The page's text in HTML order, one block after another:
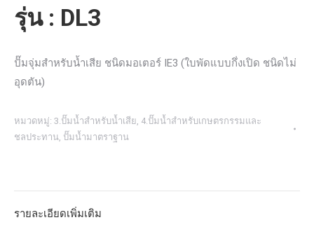
รุ่น : DL3
ปั๊มจุ่มสำหรับน้ำเสีย ชนิดมอเตอร์ IE3 (ใบพัดแบบกึ่งเปิด ชนิดไม่
อุดตัน)
หมวดหมู่: 3.ปั๊มน้ำสำหรับน้ำเสีย, 4.ปั๊มน้ำสำหรับเกษตรกรรมและ
ชลประทาน, ปั๊มน้ำมาตราฐาน
รายละเอียดเพิ่มเติม